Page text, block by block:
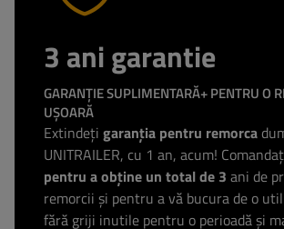
3 ani garantie
GARANȚIE SUPLIMENTARĂ+ PENTRU O
UȘOARĂ
Extindeți garanția pentru remorca
UNITRAILER, cu 1 an, acum!
pentru a obține un total de 3 ani de
remorcii și pentru a vă bucura de o
fără griji inutile pentru o perioadă și